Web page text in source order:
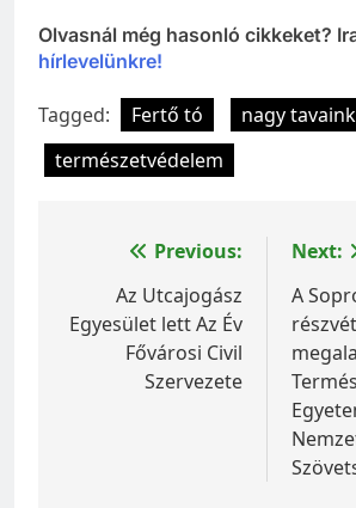
Olvasnál még hasonló cikkeket?
hírlevelünkre!
Tagged: Fertő tó nagy tavaink
természetvédelem
Bejegyzés
navigáció
Previous:
Az Utcajogász
Egyesület lett Az Év
Fővárosi Civil
Szervezete
Next:
A